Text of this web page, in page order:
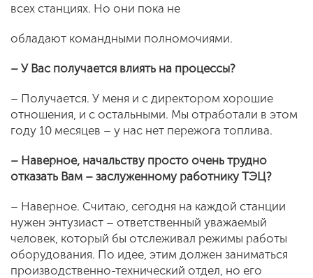
всех станциях. Но они пока не
обладают командными полномочиями.
– У Вас получается влиять на процессы?
– Получается. У меня и с директором хорошие
отношения, и с остальными. Мы отработали в этом
году 10 месяцев – у нас нет пережога топлива.
– Наверное, начальству просто очень трудно
отказать Вам – заслуженному работнику ТЭЦ?
– Наверное. Считаю, сегодня на каждой станции
нужен энтузиаст – ответственный уважаемый
человек, который бы отслеживал режимы работы
оборудования. По идее, этим должен заниматься
производственно-технический отдел, но его